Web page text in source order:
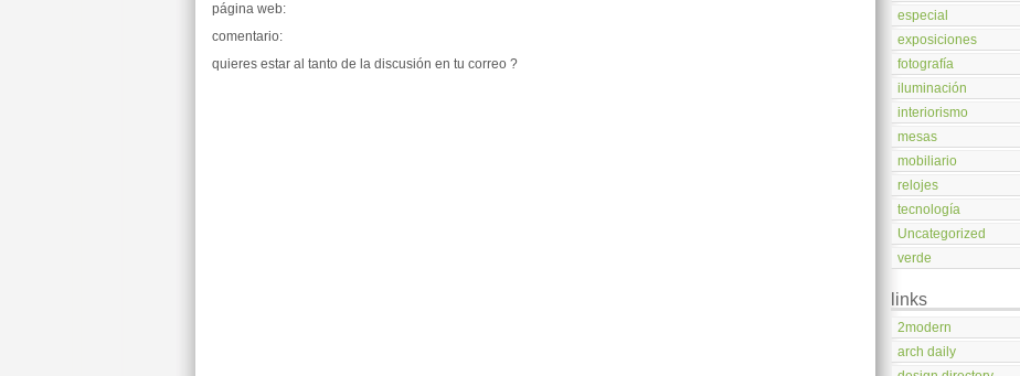
página web:
comentario:
quieres estar al tanto de la discusión en tu correo ?
especial
exposiciones
fotografía
iluminación
interiorismo
mesas
mobiliario
relojes
tecnología
Uncategorized
verde
links
2modern
arch daily